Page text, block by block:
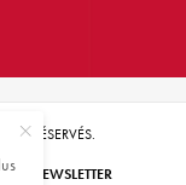
RÉSERVÉS.
NEWSLETTER